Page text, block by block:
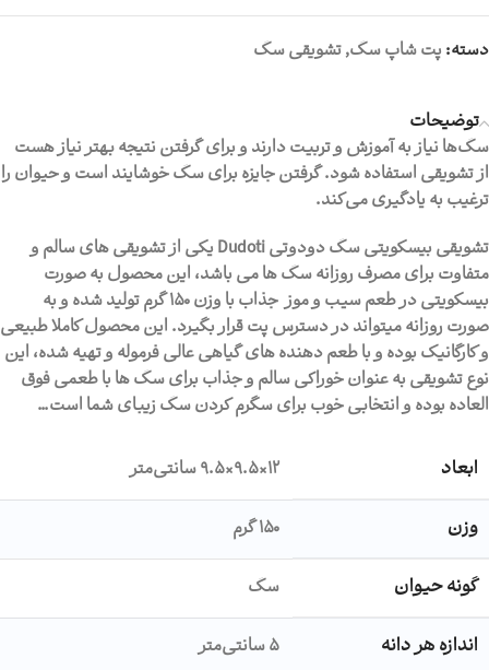
دسته:پت شاپ سگ,تشویقی سگ
توضیحات
سگ‌ها نیاز به آموزش و تربیت دارند و برای گرفتن نتیجه بهتر نیاز هست
از تشویقی استفاده شود. گرفتن جایزه برای سگ خوشایند است و حیوان را
ترغیب به یادگیری می‌کند.
تشويقی بيسکويتی سگ دودوتی Dudoti یکی از تشویقی های سالم و
متفاوت برای مصرف روزانه سگ ها می باشد، این محصول به صورت
بیسکویتی در طعم سیب و موز جذاب با وزن 150 گرم تولید شده و به
صورت روزانه میتواند در دسترس پت قرار بگیرد. این محصول کاملا طبیعی
و کارگانیک بوده و با طعم دهنده های گیاهی عالی فرموله و تهیه شده، این
نوع تشویقی به عنوان خوراکی سالم و جذاب برای سگ ها با طعمی فوق
العاده بوده و انتخابی خوب برای سگرم کردن سگ زیبای شما است…
ابعاد 12×9.5×9.5 سانتی‌متر
وزن 150 گرم
گونه حیوان سگ
اندازه هر دانه 5 سانتی‌متر